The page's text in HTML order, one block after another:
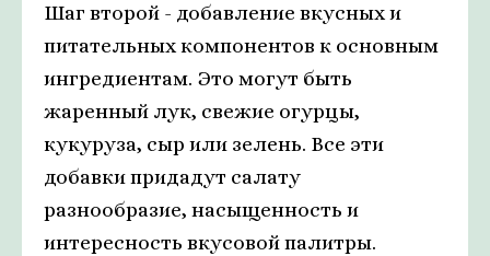
Шаг второй - добавление вкусных и
питательных компонентов к основным
ингредиентам. Это могут быть
жаренный лук, свежие огурцы,
кукуруза, сыр или зелень. Все эти
добавки придадут салату
разнообразие, насыщенность и
интересность вкусовой палитры.